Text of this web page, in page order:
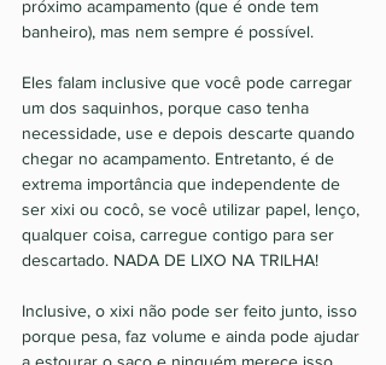
próximo acampamento (que é onde tem
banheiro), mas nem sempre é possível.
Eles falam inclusive que você pode carregar
um dos saquinhos, porque caso tenha
necessidade, use e depois descarte quando
chegar no acampamento. Entretanto, é de
extrema importância que independente de
ser xixi ou cocô, se você utilizar papel, lenço,
qualquer coisa, carregue contigo para ser
descartado. NADA DE LIXO NA TRILHA!
Inclusive, o xixi não pode ser feito junto, isso
porque pesa, faz volume e ainda pode ajudar